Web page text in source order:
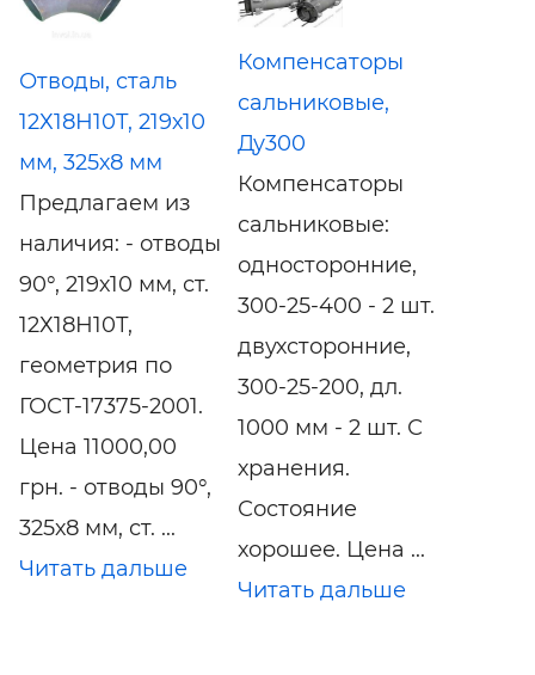
Отводы, сталь
12Х18Н10Т, 219х10
мм, 325х8 мм
Предлагаем из
наличия: - отводы
90°, 219х10 мм, ст.
12Х18Н10Т,
геометрия по
ГОСТ-17375-2001.
Цена 11000,00
грн. - отводы 90°,
325х8 мм, ст. ...
Читать дальше
Компенсаторы
сальниковые,
Ду300
Компенсаторы
сальниковые:
односторонние,
300-25-400 - 2 шт.
двухсторонние,
300-25-200, дл.
1000 мм - 2 шт. С
хранения.
Состояние
хорошее. Цена ...
Читать дальше